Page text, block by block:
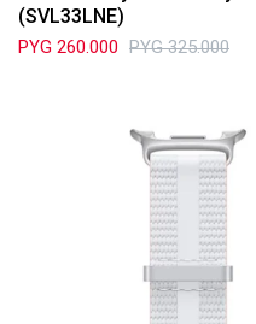
(SVL33LNE)
PYG 260.000 PYG 325.000